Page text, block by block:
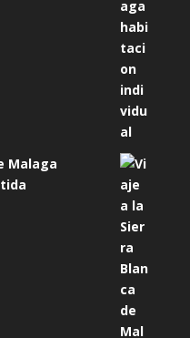
Malaga